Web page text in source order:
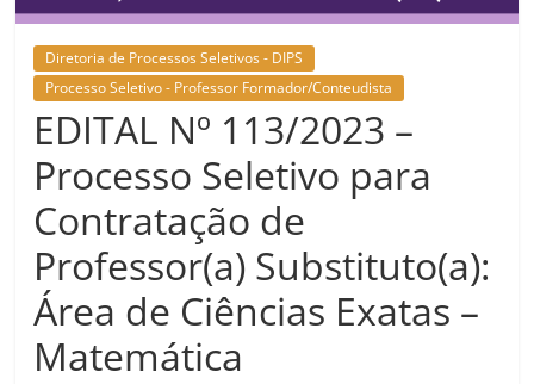
Diretoria de Processos Seletivos - DIPS
Processo Seletivo - Professor Formador/Conteudista
EDITAL Nº 113/2023 –
Processo Seletivo para
Contratação de
Professor(a) Substituto(a):
Área de Ciências Exatas –
Matemática